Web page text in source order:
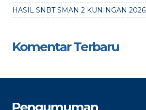
HASIL SNBT SMAN 2 KUNINGAN 2026
Komentar Terbaru